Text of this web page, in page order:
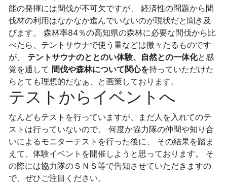
能の発揮には間伐が不可欠ですが、 経済性の問題から間
伐材の利用はなかなか進んでいないのが現状だと聞き及
びます。 森林率84％の高知県の森林に必要な間伐から比
べたら、テントサウナで使う量などは微々たるものです
が、 テントサウナのととのい体験、自然との一体化と感
覚を通して 間伐や森林について関心を持っていただけた
らとても理想的だなぁ、と画策しております。
テストからイベントへ
なんどもテストを行っていますが、まだ人を入れてのテ
ストは行っていないので、 何度か協力隊の仲間や知り合
いによるモニターテストを行った後に、 その結果を踏ま
えて、体験イベントを開催しようと思っております。 そ
の際には協力隊のＳＮＳ等で告知させていただきますの
で、ぜひご注目ください。